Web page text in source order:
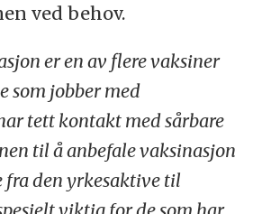
ved behov.
er en av flere vaksiner
som jobber med
tett kontakt med sårbare
til å anbefale vaksinasjon
fra den yrkesaktive til